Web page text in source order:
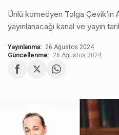
Ünlü komedyen Tolga Çevik’in
yayınlanacağı kanal ve yayın
Yayınlanma: 26 Ağustos 2024
Güncellenme: 26 Ağustos 2024